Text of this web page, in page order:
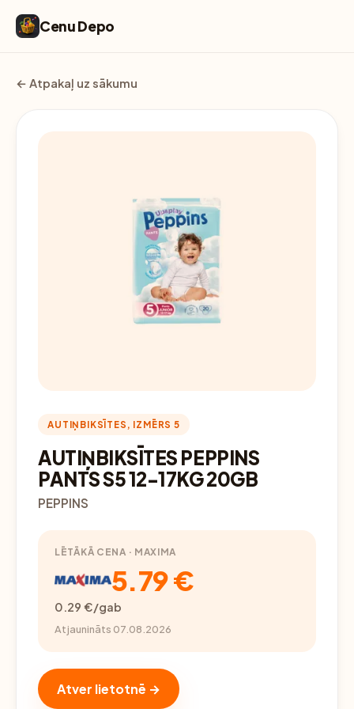
Cenu Depo
← Atpakaļ uz sākumu
AUTIŅBIKSĪTES, IZMĒRS 5
AUTIŅBIKSĪTES PEPPINS
PANTS S5 12-17KG 20GB
PEPPINS
LĒTĀKĀ CENA · MAXIMA
5.79 €
0.29 €/gab
Atjaunināts 07.08.2026
Atver lietotnē →